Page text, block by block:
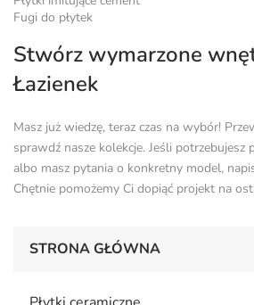
STRONA GŁÓWNA
Fugi do płytek
Stwórz wymarzone
Łazienek
Masz już wiedzę, teraz czas na wybór!
sprawdź nasze kolekcje. Jeśli potrzebujesz
albo masz pytania o konkretny model,
Chętnie pomożemy Ci dopiąć projekt na